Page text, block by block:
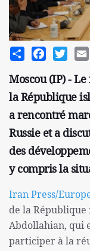
Share Facebook
Moscou (IP) -
la République
a rencontré
Russie et a
des
y compris la
Iran Press/
de la
Abdollahian, qui
participer à la